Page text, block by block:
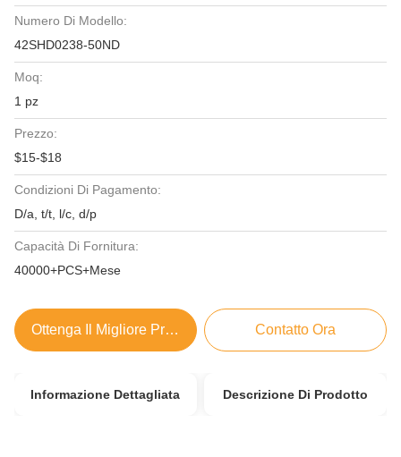
Numero Di Modello:
42SHD0238-50ND
Moq:
1 pz
Prezzo:
$15-$18
Condizioni Di Pagamento:
D/a, t/t, l/c, d/p
Capacità Di Fornitura:
40000+PCS+Mese
Ottenga Il Migliore Prezzo Contatto Ora
Informazione Dettagliata Descrizione Di Prodotto